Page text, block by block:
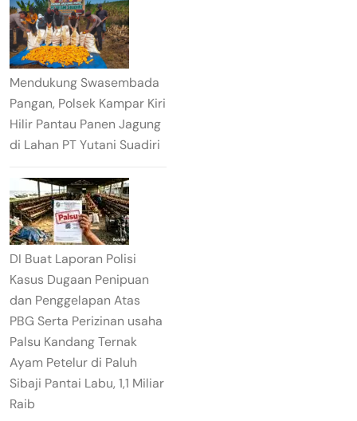
Mendukung Swasembada
Pangan, Polsek Kampar Kiri
Hilir Pantau Panen Jagung
di Lahan PT Yutani Suadiri
DI Buat Laporan Polisi
Kasus Dugaan Penipuan
dan Penggelapan Atas
PBG Serta Perizinan usaha
Palsu Kandang Ternak
Ayam Petelur di Paluh
Sibaji Pantai Labu, 1,1 Miliar
Raib